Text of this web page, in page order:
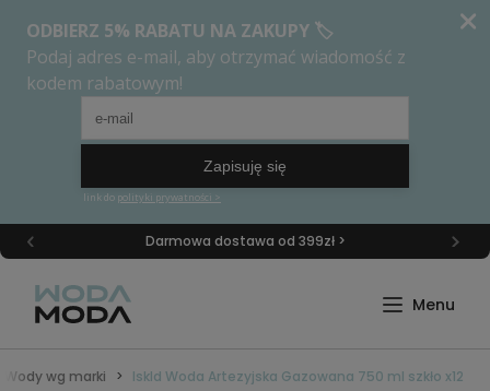
Darmowa dostawa od 399zł >
Wody wg marki Iskld Woda Artezyjska Gazowana 750 ml szkło x12